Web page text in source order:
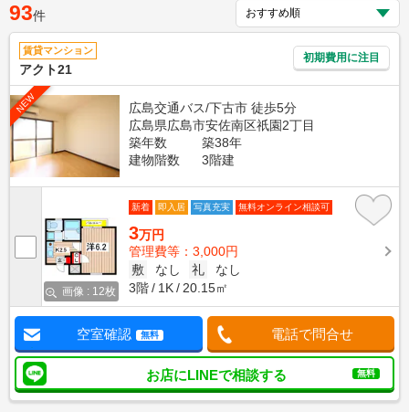
93件
賃貸マンション
アクト21
初期費用に注目
NEW
広島交通バス/下古市 徒歩5分
広島県広島市安佐南区祇園2丁目
築年数
築38年
建物階数
3階建
画像 : 12枚
新着 即入居 写真充実 無料オンライン相談可
3万円
管理費等：3,000円
敷
なし 礼
なし
3階
1K 20.15㎡
空室確認 無料 電話で問合せ
お店にLINEで相談する 無料